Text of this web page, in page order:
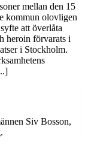
mellan den 15
kommun olovligen
att överlåta
heroin förvarats i
i Stockholm.
Siv Bosson,